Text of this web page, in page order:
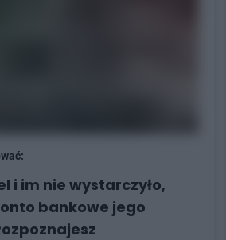
i im nie wystarczyło,
bankowe jego